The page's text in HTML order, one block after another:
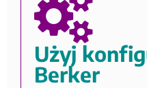
Użyj
Berker